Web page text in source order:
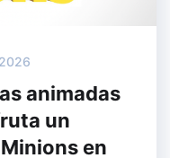
animadas
un
en